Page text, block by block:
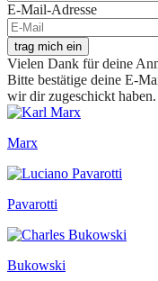
E-Mail-Adresse
trag mich ein
Vielen Dank für deine
Bitte bestätige deine E-
wir dir zugeschickt haben.
Marx
Pavarotti
Bukowski